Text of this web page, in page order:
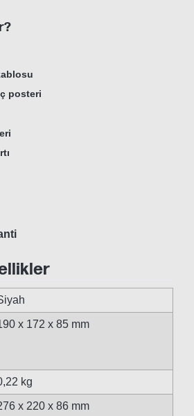
posteri
x 172 x 85 mm
kg
x 220 x 86 mm